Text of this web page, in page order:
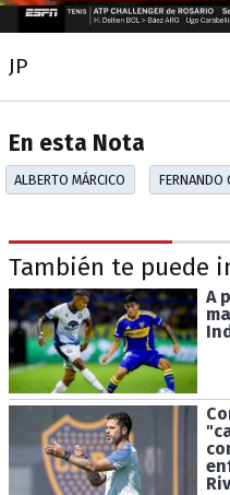
JP
En esta Nota
ALBERTO MÁRCICO FERNANDO
También te puede
A